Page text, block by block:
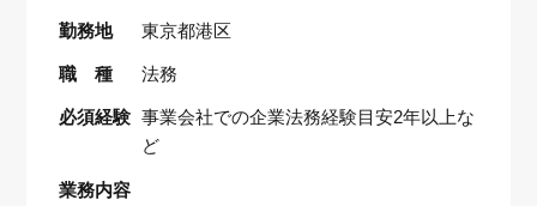
勤務地 東京都港区
職 種 法務
必須経験 事業会社での企業法務経験目安2年以上な
ど
業務内容